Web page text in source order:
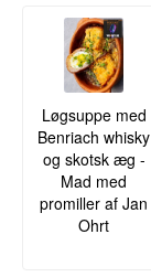
Løgsuppe med
Benriach whisky
og skotsk æg -
Mad med
promiller af Jan
Ohrt